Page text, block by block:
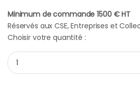
Minimum de commande 1500 € HT
Réservés aux CSE, Entreprises et
Choisir votre quantité :
Caméra sport sous marine Easypix